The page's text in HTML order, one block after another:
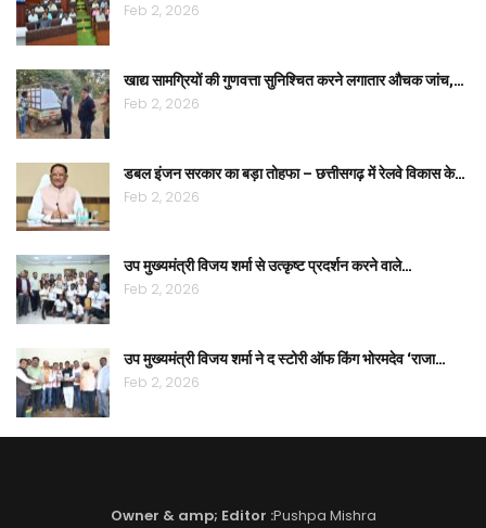
Feb 2, 2026
खाद्य सामग्रियों की गुणवत्ता सुनिश्चित करने लगातार औचक जांच,…
Feb 2, 2026
डबल इंजन सरकार का बड़ा तोहफा – छत्तीसगढ़ में रेलवे विकास के…
Feb 2, 2026
उप मुख्यमंत्री विजय शर्मा से उत्कृष्ट प्रदर्शन करने वाले…
Feb 2, 2026
उप मुख्यमंत्री विजय शर्मा ने द स्टोरी ऑफ किंग भोरमदेव ‘राजा…
Feb 2, 2026
Owner & amp; Editor :Pushpa Mishra